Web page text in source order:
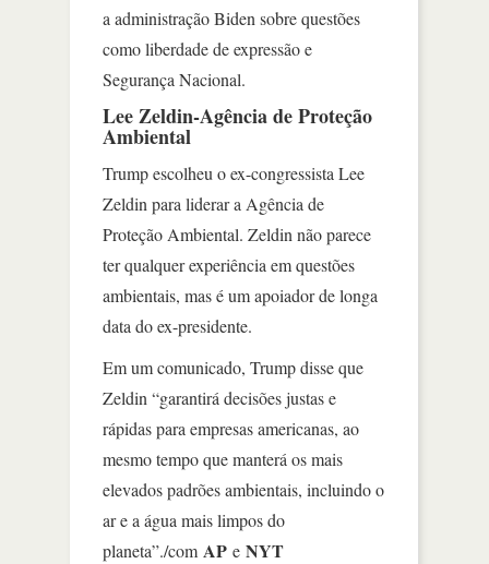
a administração Biden sobre questões
como liberdade de expressão e
Segurança Nacional.
Lee Zeldin-Agência de Proteção
Ambiental
Trump escolheu o ex-congressista Lee
Zeldin para liderar a Agência de
Proteção Ambiental. Zeldin não parece
ter qualquer experiência em questões
ambientais, mas é um apoiador de longa
data do ex-presidente.
Em um comunicado, Trump disse que
Zeldin “garantirá decisões justas e
rápidas para empresas americanas, ao
mesmo tempo que manterá os mais
elevados padrões ambientais, incluindo o
ar e a água mais limpos do
planeta”./com AP e NYT